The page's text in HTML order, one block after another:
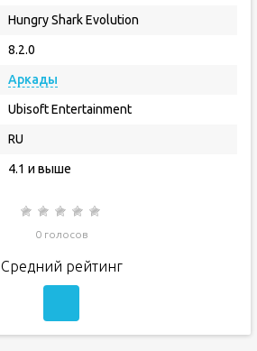
Hungry Shark Evolution
8.2.0
Аркады
Ubisoft Entertainment
RU
4.1 и выше
0 голосов
Средний рейтинг